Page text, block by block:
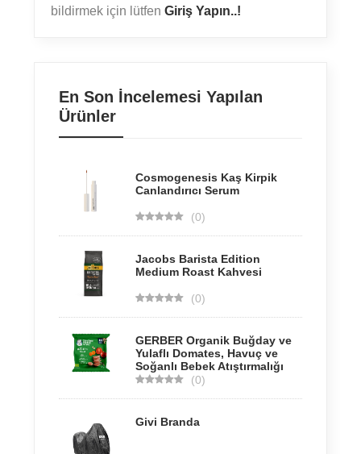
bildirmek için lütfen Giriş Yapın..!
En Son İncelemesi Yapılan
Ürünler
Cosmogenesis Kaş Kirpik
Canlandırıcı Serum
(0)
Jacobs Barista Edition
Medium Roast Kahvesi
(0)
GERBER Organik Buğday ve
Yulaflı Domates, Havuç ve
Soğanlı Bebek Atıştırmalığı
(0)
Givi Branda